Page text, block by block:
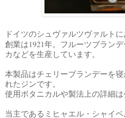
ドイツのシュヴァルツヴァルト
創業は1921年。フルーツブラン
カなどを生産しています。
本製品はチェリーブランデーを
れたジンです。
使用ボタニカルや製法上の詳細は
当主であるミヒャエル・シャイ